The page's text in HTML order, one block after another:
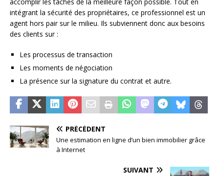
intégrant la sécurité des propriétaires, ce professionnel est un
agent hors pair sur le milieu. Ils subviennent donc aux besoins
des clients sur :
Les processus de transaction
Les moments de négociation
La présence sur la signature du contrat et autre.
PRÉCÉDENT
Une estimation en ligne d’un bien immobilier grâce
à Internet
SUIVANT